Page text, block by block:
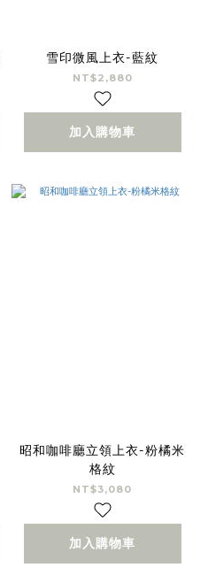
雪印微風上衣-藍紋
NT$2,880
加入購物車
昭和咖啡廳立領上衣-粉橘米
格紋
NT$3,080
加入購物車